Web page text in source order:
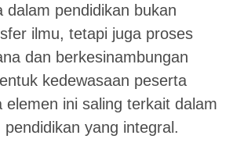
dalam pendidikan bukan
ilmu, tetapi juga proses
dan berkesinambungan
kedewasaan peserta
elemen ini saling terkait dalam
yang integral.